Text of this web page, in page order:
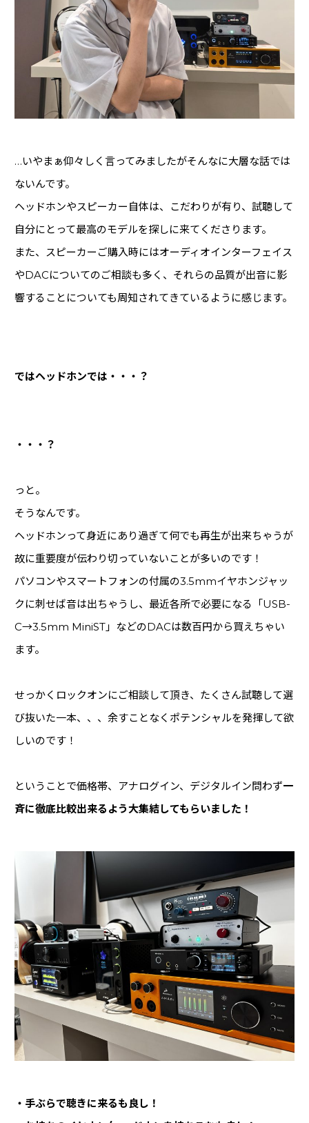
オーディオプレイヤー
(13)
スタンド (7)
ミキサー(12)
シンセサイザー・キーボード(65)
コントローラー・MIDI機器(38)
リズムマシン・サンプラー(26)
電源 (5)
デスク・チェア・吸音材
レコーダー
(8)
ラック・ケース (3)
電子ドラム・パーカション
(3)
その他
…いやまぁ仰々しく言ってみましたがそんなに大層な話では
ないんです。
ヘッドホンやスピーカー自体は、こだわりが有り、試聴して
自分にとって最高のモデルを探しに来てくださります。
また、スピーカーご購入時にはオーディオインターフェイス
やDACについてのご相談も多く、それらの品質が出音に影
響することについても周知されてきているように感じます。
ではヘッドホンでは・・・？
・・・？
っと。
そうなんです。
ヘッドホンって身近にあり過ぎて何でも再生が出来ちゃうが
故に重要度が伝わり切っていないことが多いのです！
パソコンやスマートフォンの付属の3.5mmイヤホンジャッ
クに刺せば音は出ちゃうし、最近各所で必要になる「USB-
C→3.5mm MiniST」などのDACは数百円から買えちゃい
ます。
せっかくロックオンにご相談して頂き、たくさん試聴して選
び抜いた一本、、、余すことなくポテンシャルを発揮して欲
しいのです！
ということで価格帯、アナログイン、デジタルイン問わず一
斉に徹底比較出来るよう大集結してもらいました！
・手ぶらで聴きに来るも良し！